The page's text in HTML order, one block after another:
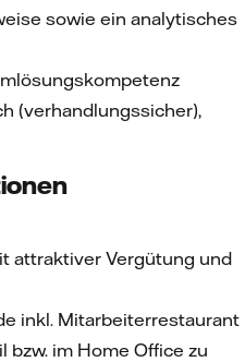
sowie ein analytisches
(verhandlungssicher),
attraktiver Vergütung und
inkl. Mitarbeiterrestaurant
bzw. im Home Office zu